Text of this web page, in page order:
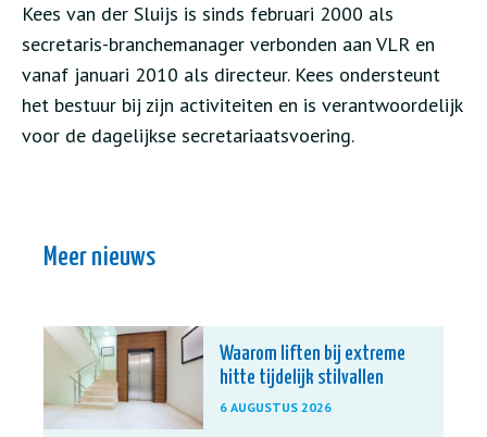
Kees van der Sluijs is sinds februari 2000 als
secretaris-branchemanager verbonden aan VLR en
vanaf januari 2010 als directeur. Kees ondersteunt
het bestuur bij zijn activiteiten en is verantwoordelijk
voor de dagelijkse secretariaatsvoering.
Meer nieuws
Waarom liften bij extreme
hitte tijdelijk stilvallen
6 AUGUSTUS 2026